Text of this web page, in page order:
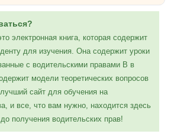
Текущая группа 15
Следующая группа
электронная книга, которая содержит
для изучения. Она содержит уроки
с водительскими правами B в
модели теоретических вопросов
сайт для обучения на
и все, что вам нужно, находится здесь
получения водительских прав!